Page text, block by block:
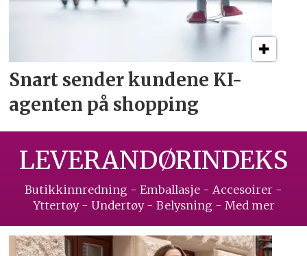
Snart sender kundene KI-
agenten på shopping
LEVERANDØRINDEKS
Butikkinnredning - Emballasje - Accesoirer -
Yttertøy - Undertøy - Belysning - Med mer